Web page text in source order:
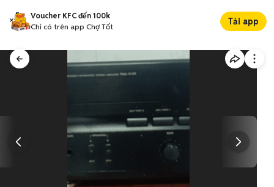
Voucher KFC đến 100k
Chỉ có trên app Chợ Tốt
Tải app